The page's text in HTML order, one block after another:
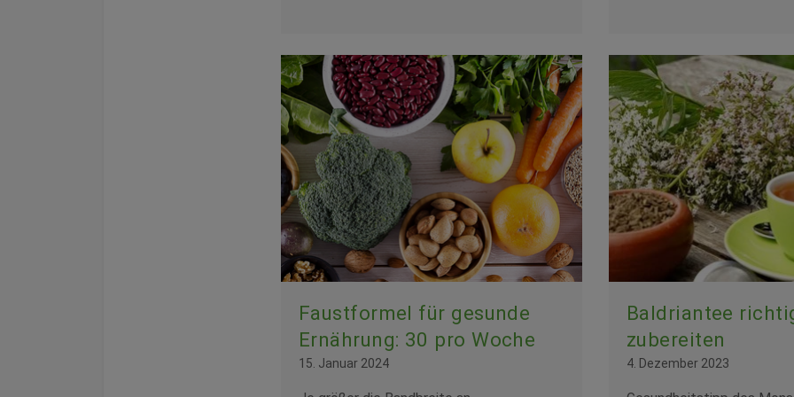
Faustformel für gesunde
Ernährung: 30 pro Woche
15. Januar 2024
Baldriantee
zubereiten
4. Dezember 2023